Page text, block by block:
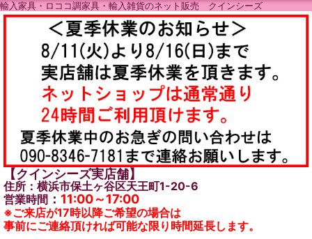
輸入家具・ロココ調家具・輸入雑貨のネット販売 クインシーズ
【クインシーズ実店舗】
住所：横浜市保土ヶ谷区天王町1-20-6
営業時間 ： 11:00～17:00
※ご来店が17時以降ご希望の場合は
事前にご連絡頂ければ可能な限り時間延長します。